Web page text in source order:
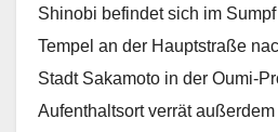
Shinobi befindet sich im
Tempel an der Hauptstraße
Stadt Sakamoto in der Oumi-
Aufenthaltsort verrät